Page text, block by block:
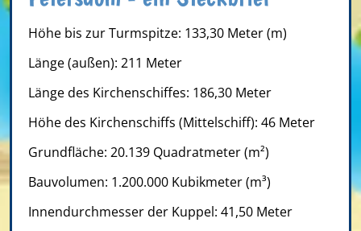
Höhe bis zur Turmspitze: 133,30 Meter (m)
Länge (außen): 211 Meter
Länge des Kirchenschiffes: 186,30 Meter
Höhe des Kirchenschiffs (Mittelschiff): 46 Meter
Grundfläche: 20.139 Quadratmeter (m²)
Bauvolumen: 1.200.000 Kubikmeter (m³)
Innendurchmesser der Kuppel: 41,50 Meter